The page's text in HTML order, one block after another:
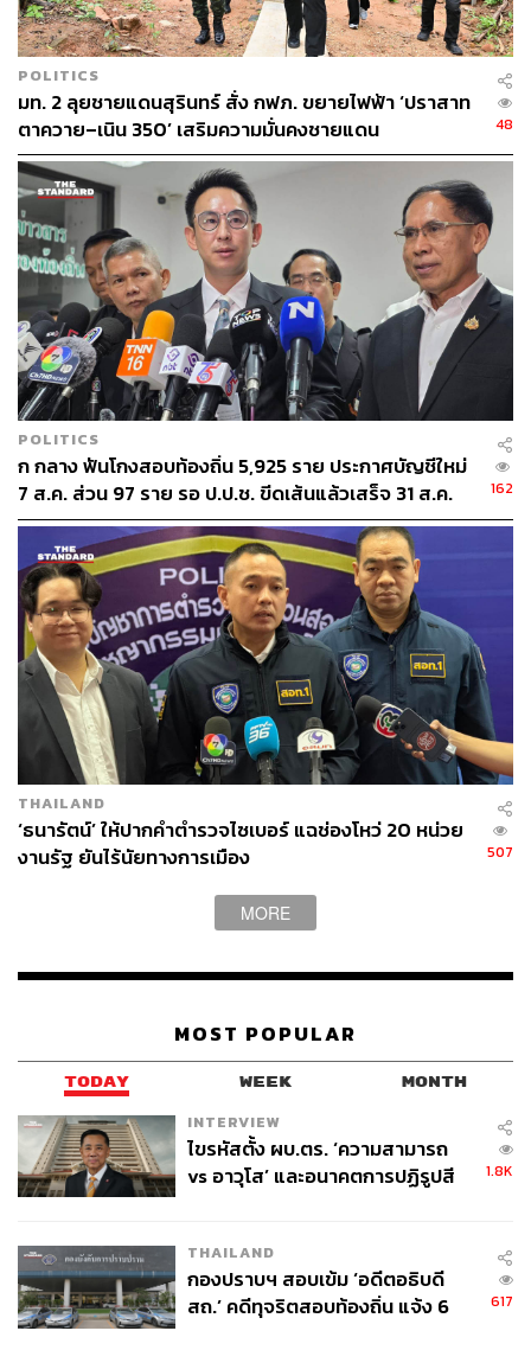
POLITICS
มท. 2 ลุยชายแดนสุรินทร์ สั่ง กฟภ. ขยายไฟฟ้า ‘ปราสาท
ตาควาย–เนิน 350’ เสริมความมั่นคงชายแดน
48
POLITICS
ก กลาง ฟันโกงสอบท้องถิ่น 5,925 ราย ประกาศบัญชีใหม่
7 ส.ค. ส่วน 97 ราย รอ ป.ป.ช. ขีดเส้นแล้วเสร็จ 31 ส.ค.
162
THAILAND
‘ธนารัตน์’ ให้ปากคำตำรวจไซเบอร์ แฉช่องโหว่ 20 หน่วย
งานรัฐ ยันไร้นัยทางการเมือง
507
MORE
MOST POPULAR
TODAY WEEK MONTH
INTERVIEW
ไขรหัสตั้ง ผบ.ตร. ‘ความสามารถ
vs อาวุโส’ และอนาคตการปฏิรูปสี
1.8K
THAILAND
กองปราบฯ สอบเข้ม ‘อดีตอธิบดี
สถ.’ คดีทุจริตสอบท้องถิ่น แจ้ง 6
617